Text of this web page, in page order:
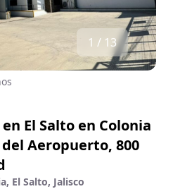
1 / 13
El Salto en Colonia
Aeropuerto, 800
El Salto, Jalisco